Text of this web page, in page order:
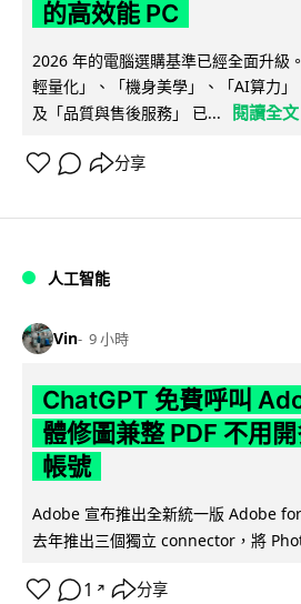
的高效能 PC
2026 年的電腦選購基準已經全面升級
輕量化」、「機身美學」、「AI算力
及「品質與售後服務」 已...
閱讀全文
分享
人工智能
Vin 9 小時
ChatGPT 免費呼叫
體修圖兼整 PDF 不用
帳號
Adobe 宣布推出全新統一版 Adobe
去年推出三個獨立 connector，將
1 ↗ 分享